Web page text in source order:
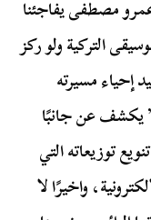
مصطفى يفاجئنا
التركية ولو ركز
إحياء مسيرته
يكشف عن جانبًا
توزيعاته التي
واخيرًا لا